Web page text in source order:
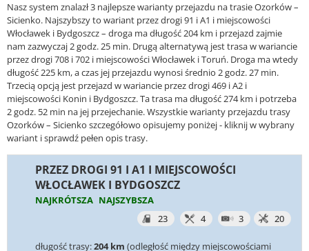
Nasz system znalazł 3 najlepsze warianty przejazdu na trasie Ozorków –
Sicienko. Najszybszy to wariant przez drogi 91 i A1 i miejscowości
Włocławek i Bydgoszcz – droga ma długość 204 km i przejazd zajmie
nam zazwyczaj 2 godz. 25 min. Drugą alternatywą jest trasa w wariancie
przez drogi 708 i 702 i miejscowości Włocławek i Toruń. Droga ma wtedy
długość 225 km, a czas jej przejazdu wynosi średnio 2 godz. 27 min.
Trzecią opcją jest przejazd w wariancie przez drogi 469 i A2 i
miejscowości Konin i Bydgoszcz. Ta trasa ma długość 274 km i potrzeba
2 godz. 52 min na jej przejechanie. Wszystkie warianty przejazdu trasy
Ozorków – Sicienko szczegółowo opisujemy poniżej - kliknij w wybrany
wariant i sprawdź pełen opis trasy.
PRZEZ DROGI 91 I A1 I MIEJSCOWOŚCI
WŁOCŁAWEK I BYDGOSZCZ
NAJKRÓTSZA NAJSZYBSZA
23
4 3 20
długość trasy:204 km (odległość między miejscowościami